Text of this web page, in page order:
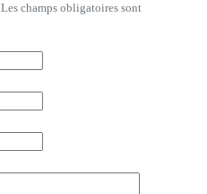
Les champs obligatoires sont